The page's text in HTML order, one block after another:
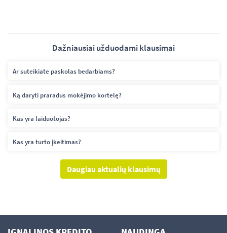
Dažniausiai užduodami klausimai
Ar suteikiate paskolas bedarbiams?
Ką daryti praradus mokėjimo kortelę?
Kas yra laiduotojas?
Kas yra turto įkeitimas?
Daugiau aktualių klausimų